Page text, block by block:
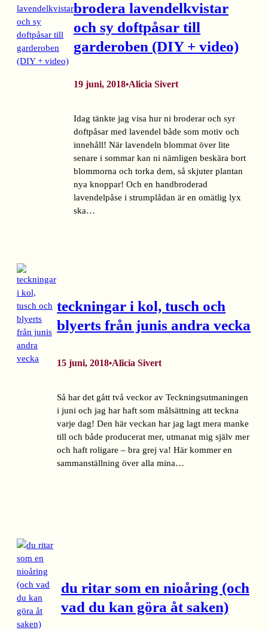
brodera lavendelkvistar
och sy doftpåsar till
garderoben (DIY + video)
19 juni, 2018•Alicia Sivert
Idag tänkte jag visa hur ni broderar och syr
doftpåsar med lavendel både som motiv och
innehåll! När lavendeln blommat över lite
senare i sommar kan ni nämligen beskära bort
blommorna och torka dem, så skjuter plantan
nya knoppar! Och en handbroderad
lavendelpåse i strumplådan är en omätlig lyx
ska…
teckningar i kol, tusch och
blyerts från junis andra vecka
15 juni, 2018•Alicia Sivert
Så har det gått två veckor av Teckningsutmaningen
i juni och jag har haft som målsättning att teckna
varje dag! Den här veckan har jag lagt mera manke
till och både producerat mer, utmanat mig själv mer
och haft roligare – bra grej va! Här kommer en
sammanställning över alla mina…
du ritar som en nioåring (och
vad du kan göra åt saken)